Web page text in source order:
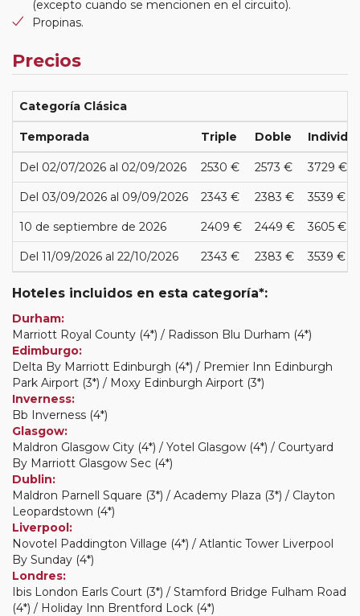
(excepto cuando se mencionen en el circuito).
Propinas.
Precios
Categoría Clásica
Temporada Triple Doble
Del 02/07/2026 al 02/09/2026 2530 € 2573 € 3729 €
Del 03/09/2026 al 09/09/2026 2343 € 2383 € 3539 €
10 de septiembre de 2026 2409 € 2449 € 3605 €
Del 11/09/2026 al 22/10/2026 2343 € 2383 € 3539 €
Hoteles incluidos en esta categoría*:
Durham:
Marriott Royal County (4*) / Radisson Blu Durham (4*)
Edimburgo:
Delta By Marriott Edinburgh (4*) / Premier Inn Edinburgh
Park Airport (3*) / Moxy Edinburgh Airport (3*)
Inverness:
Bb Inverness (4*)
Glasgow:
Maldron Glasgow City (4*) / Yotel Glasgow (4*) / Courtyard
By Marriott Glasgow Sec (4*)
Dublin:
Maldron Parnell Square (3*) / Academy Plaza (3*) / Clayton
Leopardstown (4*)
Liverpool:
Novotel Paddington Village (4*) / Atlantic Tower Liverpool
By Sunday (4*)
Londres:
Ibis London Earls Court (3*) / Stamford Bridge Fulham Road
(4*) / Holiday Inn Brentford Lock (4*)